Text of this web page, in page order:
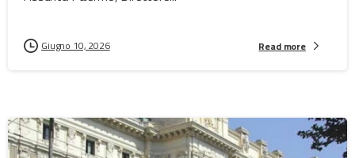
Giugno 10, 2026 Read more